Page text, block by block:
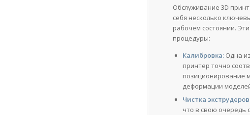
Обслуживание 3D
себя несколько
рабочем состоянии.
процедуры:
Калибровка: Одна
принтер точно
позиционирование
деформации
Чистка
что в свою очередь